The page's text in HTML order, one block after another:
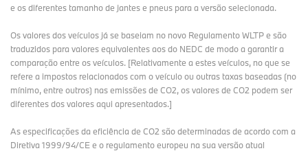
e os diferentes tamanho de jantes e pneus para a versão selecionada.
Os valores dos veículos já se baseiam no novo Regulamento WLTP e são
traduzidos para valores equivalentes aos do NEDC de modo a garantir a
comparação entre os veículos. [Relativamente a estes veículos, no que se
refere a impostos relacionados com o veículo ou outras taxas baseadas (no
mínimo, entre outros) nas emissões de CO2, os valores de CO2 podem ser
diferentes dos valores aqui apresentados.]
As especificações da eficiência de CO2 são determinadas de acordo com a
Diretiva 1999/94/CE e o regulamento europeu na sua versão atual